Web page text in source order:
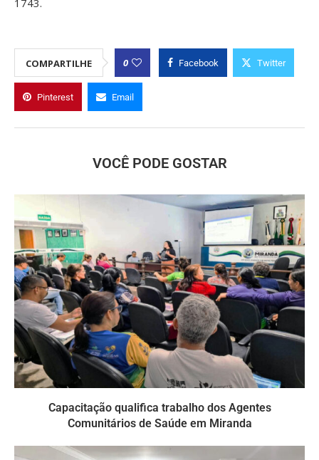
COMPARTILHE 0 Facebook Twitter
Pinterest Email
VOCÊ PODE GOSTAR
Capacitação qualifica trabalho dos Agentes
Comunitários de Saúde em Miranda